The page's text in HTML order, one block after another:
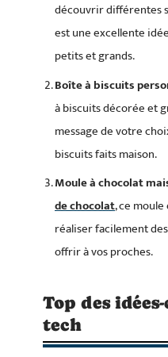
découvrir différentes
est une excellente
petits et grands.
Boîte à biscuits
à biscuits décorée et
message de votre
biscuits faits maison.
Moule à chocolat
de chocolat, ce
réaliser facilement
offrir à vos proches.
Top des
tech